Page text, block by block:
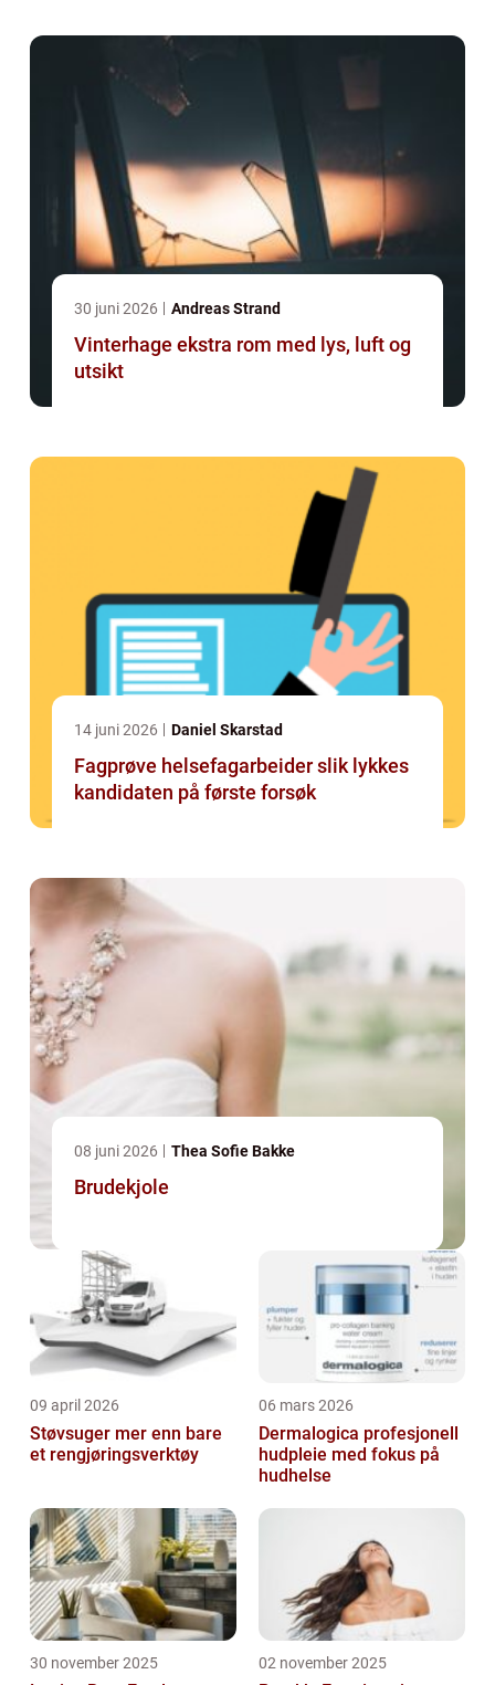
30 juni 2026 Andreas Strand
Vinterhage ekstra rom med lys, luft og
utsikt
14 juni 2026 Daniel Skarstad
Fagprøve helsefagarbeider slik lykkes
kandidaten på første forsøk
08 juni 2026 Thea Sofie Bakke
Brudekjole
09 april 2026
Støvsuger mer enn bare
et rengjøringsverktøy
06 mars 2026
Dermalogica profesjonell
hudpleie med fokus på
hudhelse
30 november 2025 02 november 2025